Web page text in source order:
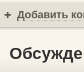
Добавить